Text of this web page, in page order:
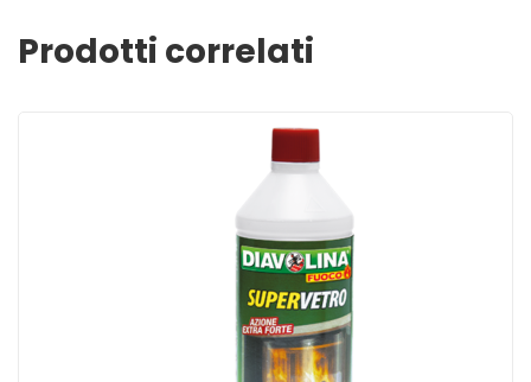
Prodotti correlati